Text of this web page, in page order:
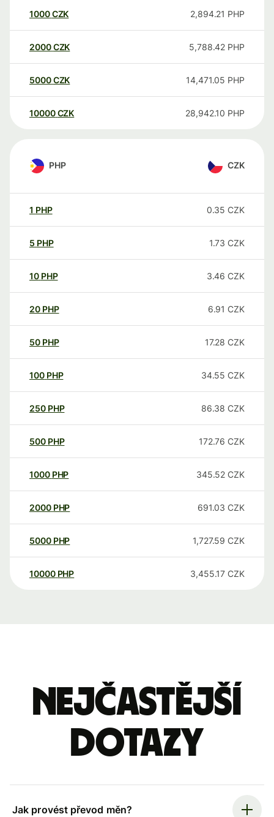
1000CZK 2,894.21 PHP
2000CZK 5,788.42 PHP
5000CZK 14,471.05 PHP
10000 CZK 28,942.10 PHP
PHP CZK
1 PHP 0.35 CZK
5 PHP 1.73 CZK
10 PHP 3.46 CZK
20 PHP 6.91 CZK
50 PHP 17.28 CZK
100 PHP 34.55 CZK
250 PHP 86.38 CZK
500 PHP 172.76 CZK
1000 PHP 345.52 CZK
2000 PHP 691.03 CZK
5000 PHP 1,727.59 CZK
10000 PHP 3,455.17 CZK
Nejčastější
dotazy
Jak provést převod měn?